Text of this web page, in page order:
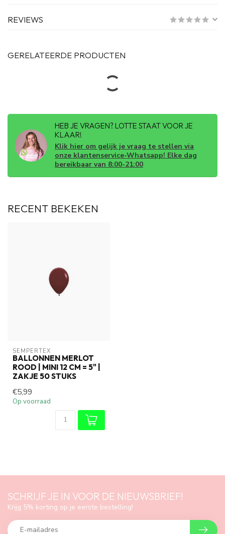
REVIEWS
GERELATEERDE PRODUCTEN
HEB JE VRAGEN? LOTTE STAAT VOOR JE
KLAAR!
Klik hier om gelijk je vraag te stellen via
onze klantenservice-Whatsapp! Elke dag
bereikbaar van 8:00-21:00
RECENT BEKEKEN
SEMPERTEX
BALLONNEN MERLOT
ROOD | MINI 12 CM = 5" |
ZAKJE 50 STUKS
€5,99
Op voorraad
SCHRIJF JE IN VOOR DE NIEUWSBRIEF!
Krijg 5% korting op je eerste bestelling!